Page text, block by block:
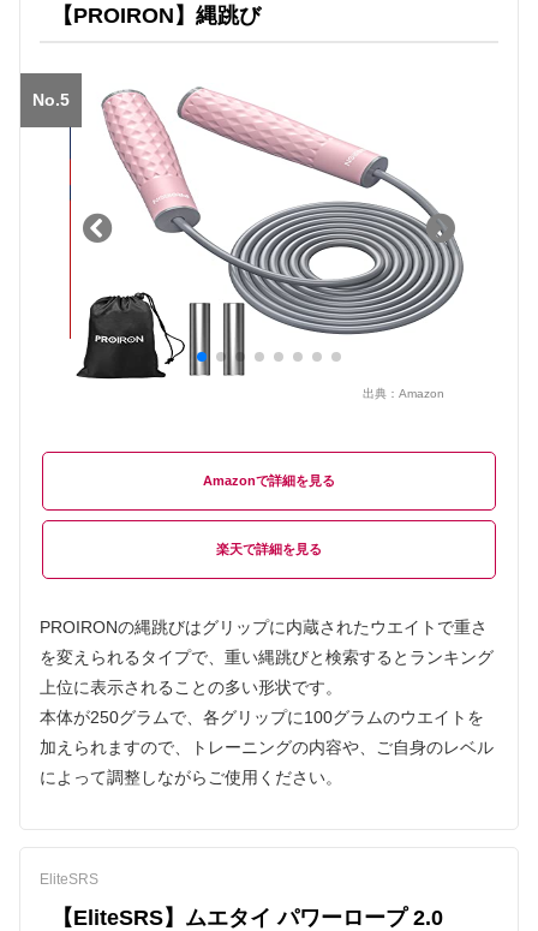
【PROIRON】縄跳び
No.5
出典： Amazon
Amazon
楽天
PROIRONの縄跳びはグリップに内蔵されたウエイトで重さ
を変えられるタイプで、重い縄跳びと検索するとランキング
上位に表示されることの多い形状です。
本体が250グラムで、各グリップに100グラムのウエイトを
加えられますので、トレーニングの内容や、ご自身のレベル
によって調整しながらご使用ください。
EliteSRS
【EliteSRS】ムエタイ パワーロープ 2.0